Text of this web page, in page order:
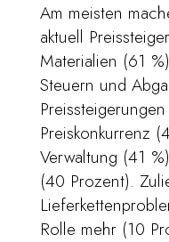
Am meisten
aktuell
Materialien (61
Steuern und
Preiskonkurrenz
Verwaltung (41
(40 Prozent).
Rolle mehr (10